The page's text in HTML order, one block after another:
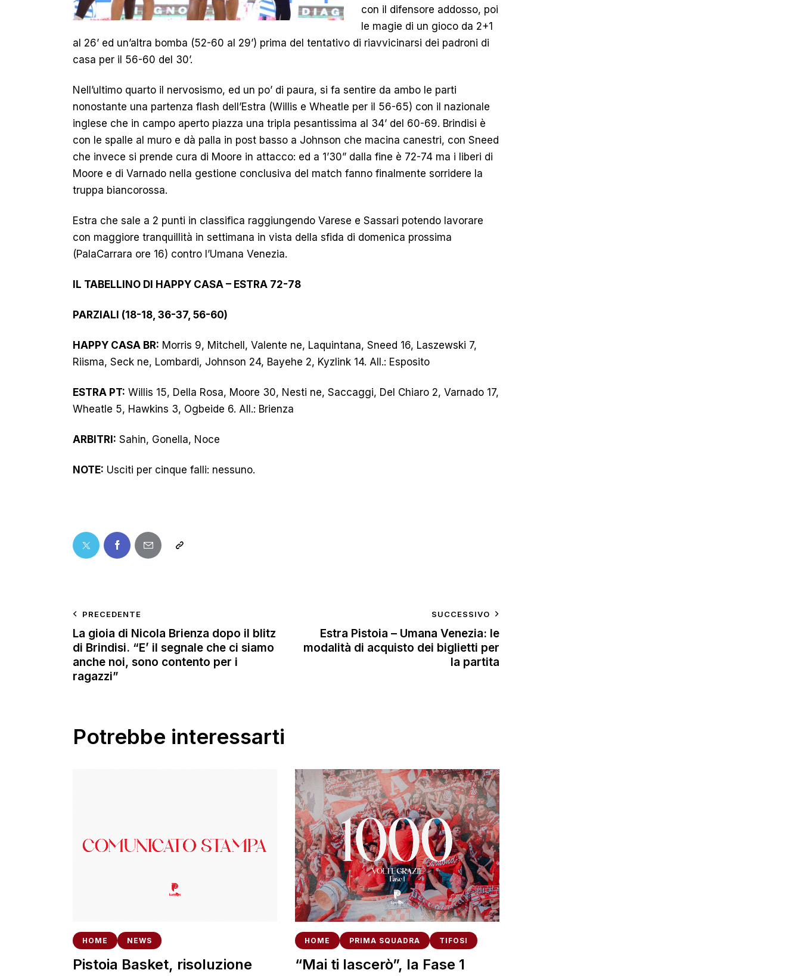
con il difensore addosso, poi
le magie di un gioco da 2+1
al 26’ ed un’altra bomba (52-60 al 29’) prima del tentativo di riavvicinarsi dei padroni di
casa per il 56-60 del 30’.
Nell’ultimo quarto il nervosismo, ed un po’ di paura, si fa sentire da ambo le parti
nonostante una partenza flash dell’Estra (Willis e Wheatle per il 56-65) con il nazionale
inglese che in campo aperto piazza una tripla pesantissima al 34’ del 60-69. Brindisi è
con le spalle al muro e dà palla in post basso a Johnson che macina canestri, con Sneed
che invece si prende cura di Moore in attacco: ed a 1’30” dalla fine è 72-74 ma i liberi di
Moore e di Varnado nella gestione conclusiva del match fanno finalmente sorridere la
truppa biancorossa.
Estra che sale a 2 punti in classifica raggiungendo Varese e Sassari potendo lavorare
con maggiore tranquillità in settimana in vista della sfida di domenica prossima
(PalaCarrara ore 16) contro l’Umana Venezia.
IL TABELLINO DI HAPPY CASA – ESTRA 72-78
PARZIALI (18-18, 36-37, 56-60)
HAPPY CASA BR: Morris 9, Mitchell, Valente ne, Laquintana, Sneed 16, Laszewski 7,
Riisma, Seck ne, Lombardi, Johnson 24, Bayehe 2, Kyzlink 14. All.: Esposito
ESTRA PT: Willis 15, Della Rosa, Moore 30, Nesti ne, Saccaggi, Del Chiaro 2, Varnado 17,
Wheatle 5, Hawkins 3, Ogbeide 6. All.: Brienza
ARBITRI: Sahin, Gonella, Noce
NOTE: Usciti per cinque falli: nessuno.
PRECEDENTE
La gioia di Nicola Brienza dopo il blitz
di Brindisi. “E’ il segnale che ci siamo
anche noi, sono contento per i
ragazzi”
SUCCESSIVO
Estra Pistoia – Umana Venezia: le
modalità di acquisto dei biglietti per
la partita
Potrebbe interessarti
HOME NEWS
Pistoia Basket, risoluzione
HOME PRIMA SQUADRA TIFOSI
“Mai ti lascerò”, la Fase 1